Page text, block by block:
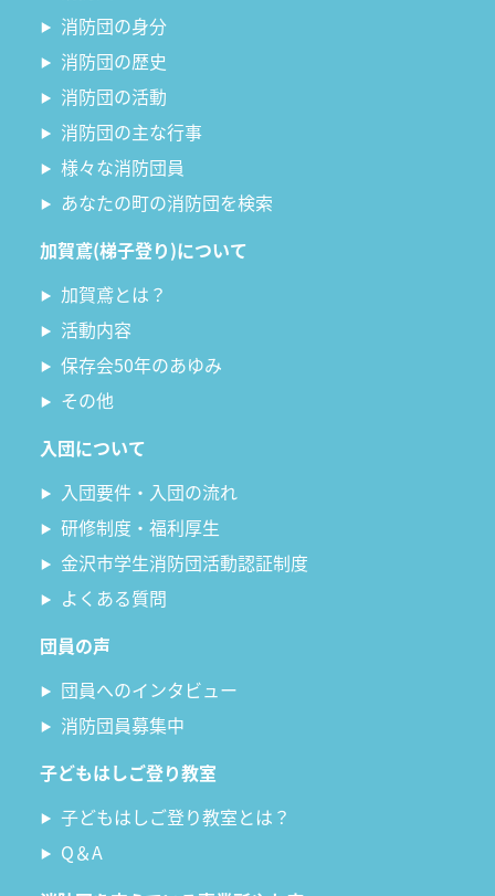
消防団の身分
消防団の歴史
消防団の活動
消防団の主な行事
様々な消防団員
あなたの町の消防団を検索
加賀鳶(梯子登り)について
加賀鳶とは？
活動内容
保存会50年のあゆみ
その他
入団について
入団要件・入団の流れ
研修制度・福利厚生
金沢市学生消防団活動認証制度
よくある質問
団員の声
団員へのインタビュー
消防団員募集中
子どもはしご登り教室
子どもはしご登り教室とは？
Q＆A